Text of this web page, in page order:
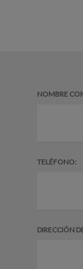
NOMBRE
TELÉFONO:
DIRECCIÓN